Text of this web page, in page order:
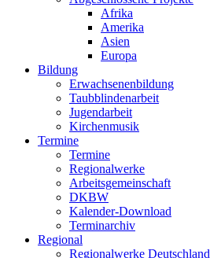
Afrika
Amerika
Asien
Europa
Bildung
Erwachsenenbildung
Taubblindenarbeit
Jugendarbeit
Kirchenmusik
Termine
Termine
Regionalwerke
Arbeitsgemeinschaft
DKBW
Kalender-Download
Terminarchiv
Regional
Regionalwerke Deutschland